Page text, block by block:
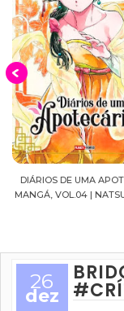
DIÁRIOS DE UMA
MANGÁ, VOL.04 |
26
dez